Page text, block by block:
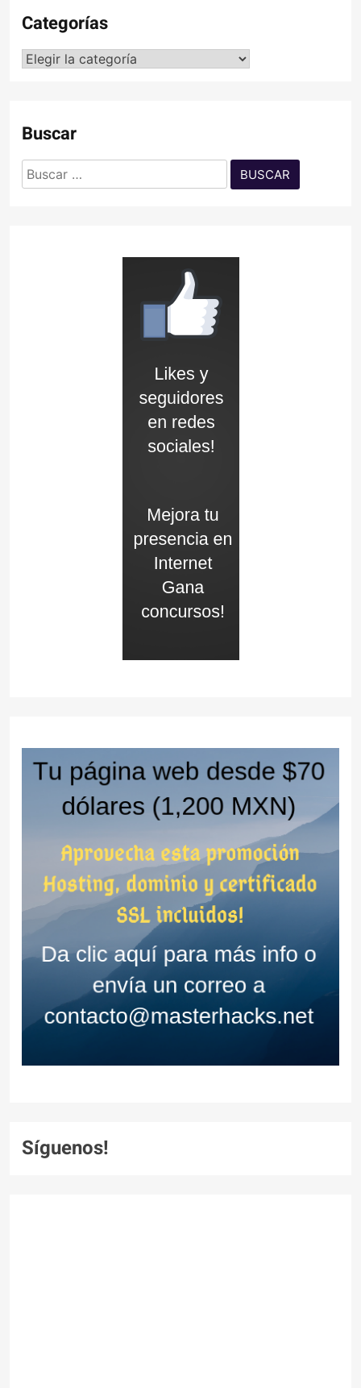
Categorías
Categorías
Buscar
Buscar:
Síguenos!